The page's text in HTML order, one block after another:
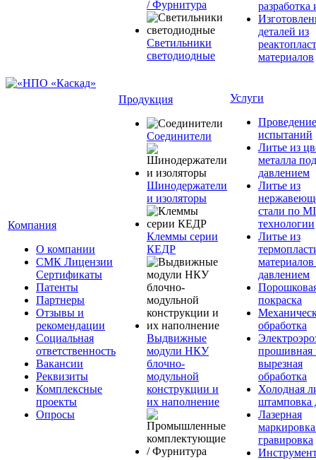
/ Фурнитура
Светильники
светодиодные
разработка
деталей из
материалов
Компания
О компании
СМК Лицензии
Сертификаты
Патенты
Партнеры
Отзывы и
рекомендации
Социальная
ответственность
Вакансии
Реквизиты
Комплексные
проекты
Опросы
Продукция
Соединители
Шинодержатели
и изоляторы
Клеммы серии
КЕДР
Выдвижные
модули НКУ
блочно-
модульной
конструкции и
их наполнение
Услуги
Проведение
испытаний
Литье из
металла под
давлением
Литье из
стали по
технологии
Литье из
давлением
покраска
обработка
прошивная
вырезная
обработка
Холодная
штамповка
Лазерная
гравировка